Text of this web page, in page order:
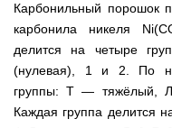
Карбонильный порошок
карбонила никеля
делится на четыре
(нулевая), 1 и 2. По
группы: Т — тяжёлый,
Каждая группа делится